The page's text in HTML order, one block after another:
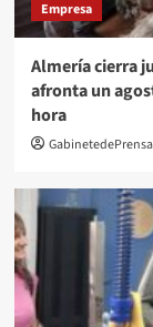
Empresa
Almería cierra
afronta un
hora
GabinetedePrensa